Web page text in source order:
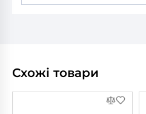
Схожі товари